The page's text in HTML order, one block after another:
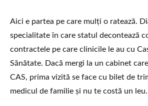
Aici e partea pe care mulți o ratează.
specialitate în care statul decontează
contractele pe care clinicile le au cu
Sănătate. Dacă mergi la un cabinet
CAS, prima vizită se face cu bilet de
medicul de familie și nu te costă un leu.